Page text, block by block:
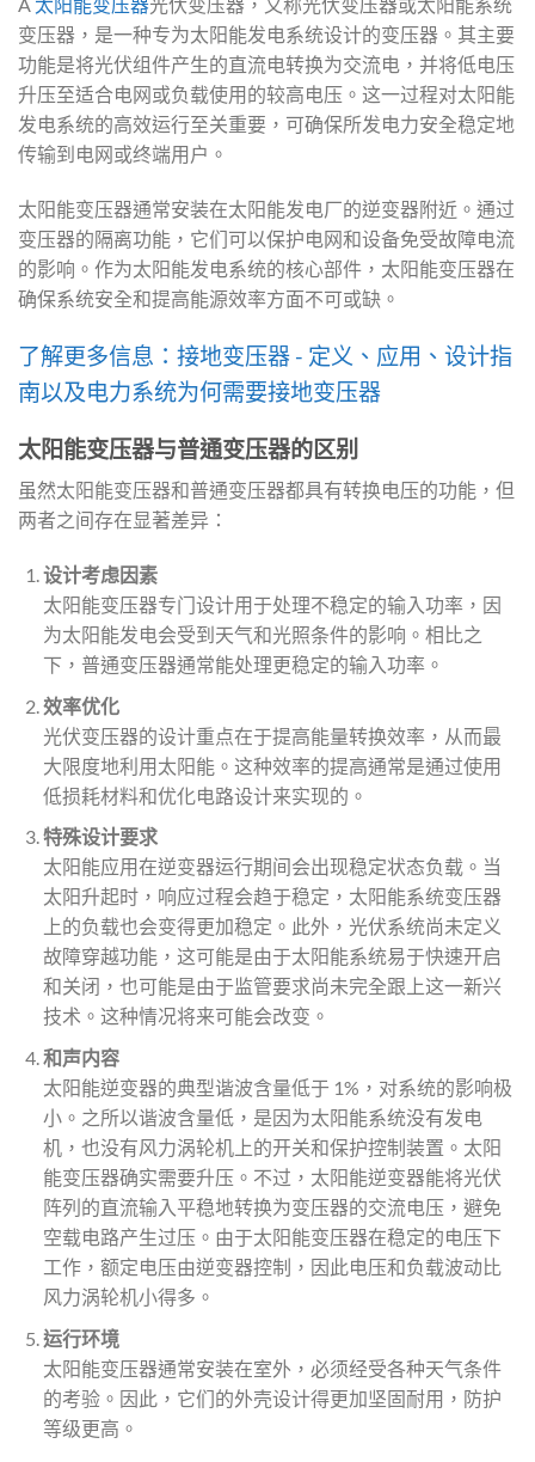
A 太阳能变压器光伏变压器，又称光伏变压器或太阳能系统
变压器，是一种专为太阳能发电系统设计的变压器。其主要
功能是将光伏组件产生的直流电转换为交流电，并将低电压
升压至适合电网或负载使用的较高电压。这一过程对太阳能
发电系统的高效运行至关重要，可确保所发电力安全稳定地
传输到电网或终端用户。
太阳能变压器通常安装在太阳能发电厂的逆变器附近。通过
变压器的隔离功能，它们可以保护电网和设备免受故障电流
的影响。作为太阳能发电系统的核心部件，太阳能变压器在
确保系统安全和提高能源效率方面不可或缺。
了解更多信息：接地变压器 - 定义、应用、设计指
南以及电力系统为何需要接地变压器
太阳能变压器与普通变压器的区别
虽然太阳能变压器和普通变压器都具有转换电压的功能，但
两者之间存在显著差异：
设计考虑因素
太阳能变压器专门设计用于处理不稳定的输入功率，因
为太阳能发电会受到天气和光照条件的影响。相比之
下，普通变压器通常能处理更稳定的输入功率。
效率优化
光伏变压器的设计重点在于提高能量转换效率，从而最
大限度地利用太阳能。这种效率的提高通常是通过使用
低损耗材料和优化电路设计来实现的。
特殊设计要求
太阳能应用在逆变器运行期间会出现稳定状态负载。当
太阳升起时，响应过程会趋于稳定，太阳能系统变压器
上的负载也会变得更加稳定。此外，光伏系统尚未定义
故障穿越功能，这可能是由于太阳能系统易于快速开启
和关闭，也可能是由于监管要求尚未完全跟上这一新兴
技术。这种情况将来可能会改变。
和声内容
太阳能逆变器的典型谐波含量低于 1%，对系统的影响极
小。之所以谐波含量低，是因为太阳能系统没有发电
机，也没有风力涡轮机上的开关和保护控制装置。太阳
能变压器确实需要升压。不过，太阳能逆变器能将光伏
阵列的直流输入平稳地转换为变压器的交流电压，避免
空载电路产生过压。由于太阳能变压器在稳定的电压下
工作，额定电压由逆变器控制，因此电压和负载波动比
风力涡轮机小得多。
运行环境
太阳能变压器通常安装在室外，必须经受各种天气条件
的考验。因此，它们的外壳设计得更加坚固耐用，防护
等级更高。